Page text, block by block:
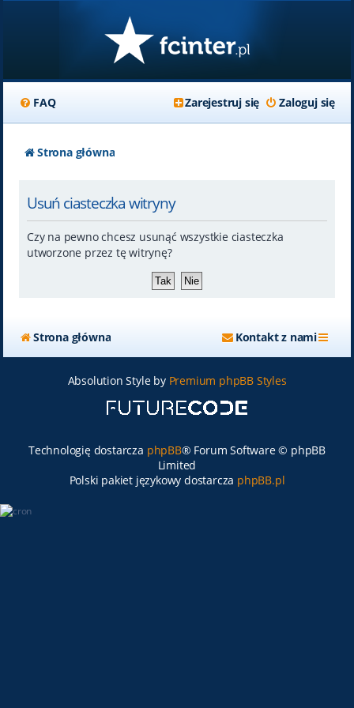
FAQ Zaloguj się
Zarejestruj się
Strona główna
Usuń ciasteczka witryny
Czy na pewno chcesz usunąć wszystkie ciasteczka
utworzone przez tę witrynę?
Strona główna Kontakt z nami
Absolution Style by Premium phpBB Styles
Technologię dostarcza phpBB® Forum Software © phpBB
Limited
Polski pakiet językowy dostarcza phpBB.pl